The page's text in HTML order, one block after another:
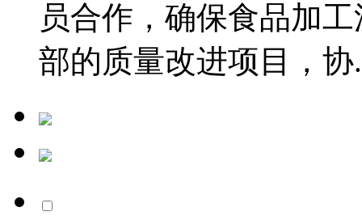
员合作，确保食品加
部的质量改进项目，协